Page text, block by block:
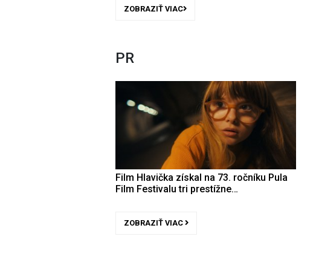
ZOBRAZIŤ VIAC
PR
Film Hlavička získal na 73. ročníku Pula
Film Festivalu tri prestížne…
ZOBRAZIŤ VIAC